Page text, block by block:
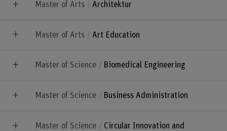
Master of Arts Architektur
Master of Arts Art Education
Master of Science Biomedical Engineering
Master of Science Business Administration
Master of Science
Circular Innovation and